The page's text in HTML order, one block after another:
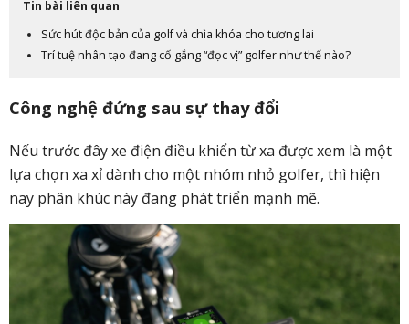
Tin bài liên quan
Sức hút độc bản của golf và chìa khóa cho tương lai
Trí tuệ nhân tạo đang cố gắng “đọc vị” golfer như thế nào?
Công nghệ đứng sau sự thay đổi
Nếu trước đây xe điện điều khiển từ xa được xem là một
lựa chọn xa xỉ dành cho một nhóm nhỏ golfer, thì hiện
nay phân khúc này đang phát triển mạnh mẽ.